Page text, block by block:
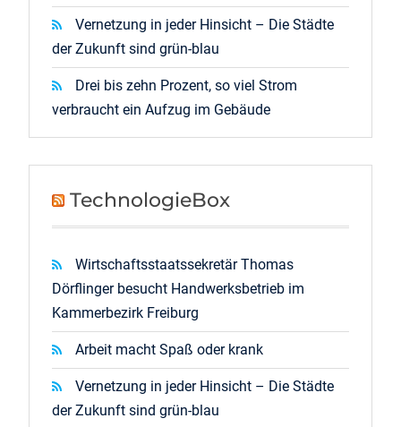
Vernetzung in jeder Hinsicht – Die Städte
der Zukunft sind grün-blau
Drei bis zehn Prozent, so viel Strom
verbraucht ein Aufzug im Gebäude
TechnologieBox
Wirtschaftsstaatssekretär Thomas
Dörflinger besucht Handwerksbetrieb im
Kammerbezirk Freiburg
Arbeit macht Spaß oder krank
Vernetzung in jeder Hinsicht – Die Städte
der Zukunft sind grün-blau